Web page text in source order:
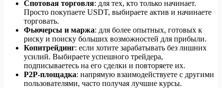
Спотовая торговля: для тех, кто только начинает.
Просто покупаете USDT, выбираете актив и начинаете
торговать.
Фьючерсы и маржа: для более опытных, готовых к
риску и поиску больших возможностей для прибыли.
Копитрейдинг: если хотите зарабатывать без лишних
усилий. Выбираете успешного трейдера,
подписываетесь на его сделки и повторяете их.
P2P-площадка: напрямую взаимодействуете с другими
пользователями, часто получая лучшие курсы.